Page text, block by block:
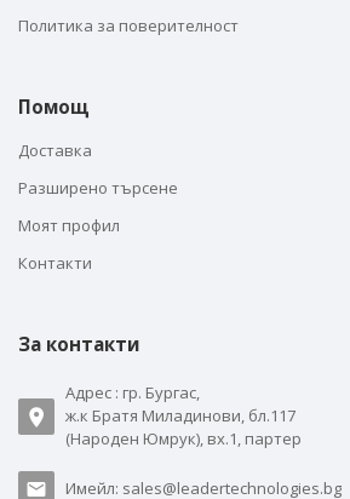
Политика за поверителност
Помощ
Доставка
Разширено търсене
Моят профил
Контакти
За контакти
Адрес : гр. Бургас,
ж.к Братя Миладинови, бл.117
(Народен Юмрук), вх.1, партер
Имейл: sales@leadertechnologies.bg